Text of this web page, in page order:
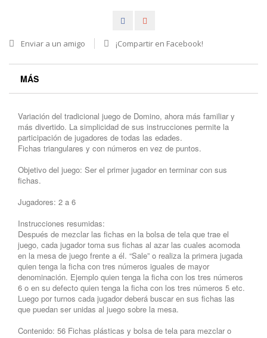
Enviar a un amigo ¡Compartir en Facebook!
MÁS
Variación del tradicional juego de Domino, ahora más familiar y
más divertido. La simplicidad de sus instrucciones permite la
participación de jugadores de todas las edades.
Fichas triangulares y con números en vez de puntos.
Objetivo del juego: Ser el primer jugador en terminar con sus
fichas.
Jugadores: 2 a 6
Instrucciones resumidas:
Después de mezclar las fichas en la bolsa de tela que trae el
juego, cada jugador toma sus fichas al azar las cuales acomoda
en la mesa de juego frente a él. “Sale” o realiza la primera jugada
quien tenga la ficha con tres números iguales de mayor
denominación. Ejemplo quien tenga la ficha con los tres números
6 o en su defecto quien tenga la ficha con los tres números 5 etc.
Luego por turnos cada jugador deberá buscar en sus fichas las
que puedan ser unidas al juego sobre la mesa.
Contenido: 56 Fichas plásticas y bolsa de tela para mezclar o